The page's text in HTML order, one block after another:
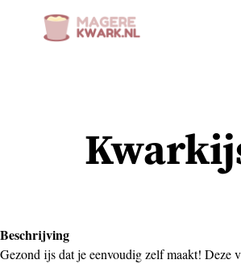
Beschrijving
Gezond ijs dat je eenvoudig zelf maakt! Deze